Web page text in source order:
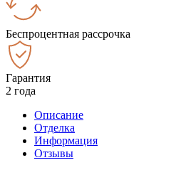
Беспроцентная рассрочка
Гарантия
2 года
Описание
Отделка
Информация
Отзывы